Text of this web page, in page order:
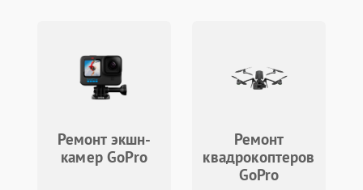
Ремонт экшн-
камер GoPro
Ремонт
квадрокоптеров
GoPro